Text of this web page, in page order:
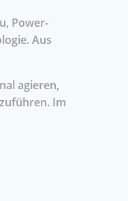
Power-
Aus
agieren,
Im